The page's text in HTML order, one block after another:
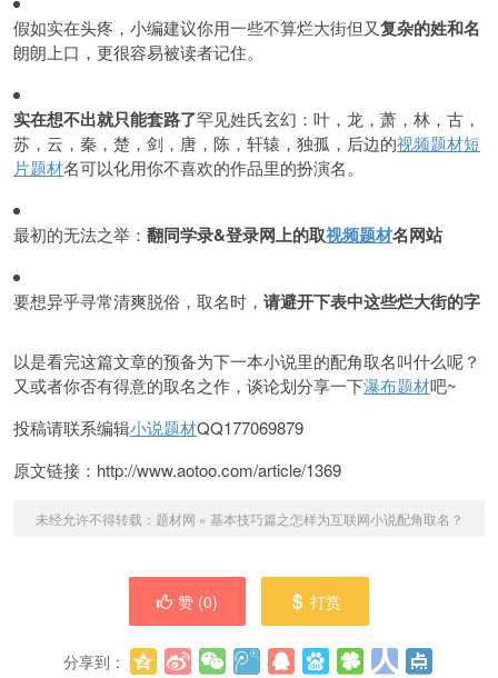
假如实在头疼，小编建议你用一些不算烂大街但又复杂的姓和名
朗朗上口，更很容易被读者记住。
实在想不出就只能套路了罕见姓氏玄幻：叶，龙，萧，林，古，
苏，云，秦，楚，剑，唐，陈，轩辕，独孤，后边的视频题材短
片题材名可以化用你不喜欢的作品里的扮演名。
最初的无法之举： 翻同学录&登录网上的取视频题材名网站
要想异乎寻常清爽脱俗，取名时， 请避开下表中这些烂大街的字
以是看完这篇文章的预备为下一本小说里的配角取名叫什么呢？
又或者你否有得意的取名之作，谈论划分享一下瀑布题材吧~
投稿请联系编辑小说题材QQ177069879
原文链接：http://www.aotoo.com/article/1369
未经允许不得转载： 题材网 » 基本技巧篇之怎样为互联网小说配角取名？
赞 (0) 打赏
分享到：